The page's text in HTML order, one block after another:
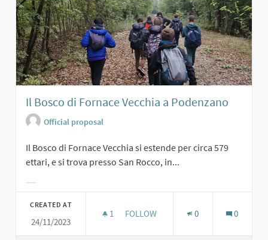
Il Bosco di Fornace Vecchia a Podenzano
Official proposal
Il Bosco di Fornace Vecchia si estende per circa 579
ettari, e si trova presso San Rocco, in...
CREATED AT
24/11/2023
1 1 FOLLOWER
FOLLOW 0 0